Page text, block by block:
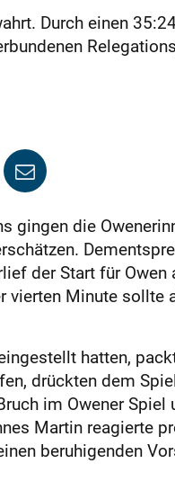
Durch einen
gingen die
der Start für Owen
vierten Minute sollte
hatten,
drückten dem
im Owener
Martin reagierte
beruhigenden